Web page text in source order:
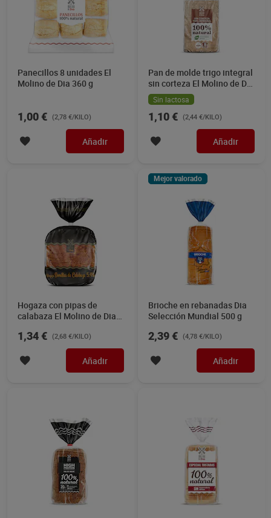
Panecillos 8 unidades El
Molino de Dia 360 g
1,00 € (2,78 €/KILO)
Añadir
Pan de molde trigo integral
sin corteza El Molino de Dia
450 g
Sin lactosa
1,10 € (2,44 €/KILO)
Añadir
Hogaza con pipas de
calabaza El Molino de Dia
1,34 € (2,68 €/KILO)
Añadir
Mejor valorado
Brioche en rebanadas Dia
Selección Mundial 500 g
2,39 € (4,78 €/KILO)
Añadir